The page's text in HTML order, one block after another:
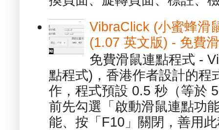
VibraClick (小蜜蜂滑
(1.07 英文版) - 免費
免費滑鼠連點程式 -
點程式)，香港作者設計的程
作，程式預設 0.5 秒（等於
前先勾選「啟動滑鼠連點功
能、按「F10」關閉，善用